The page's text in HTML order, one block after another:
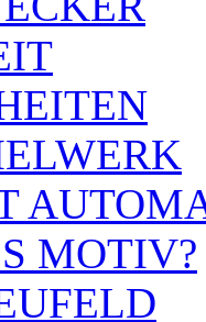
MOTIV?